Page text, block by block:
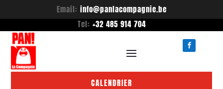
Email: info@panlacompagnie.be
Tel: +32 485 914 704
CALENDRIER